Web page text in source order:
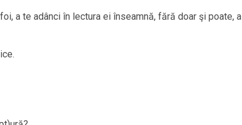
a te adânci în lectura ei înseamnă, fără doar şi poate,